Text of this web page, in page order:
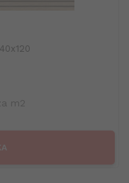
m2